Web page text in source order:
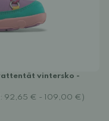
vintersko -
92,65 € - 109,00 €)